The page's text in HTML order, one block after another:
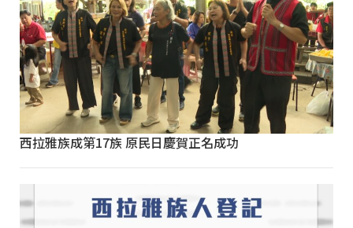
西拉雅族成第17族 原民日慶賀正名成功